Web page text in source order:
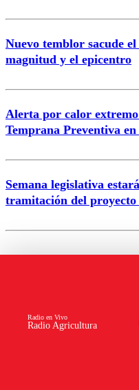
Nuevo temblor sacude
magnitud y el epicentro
Alerta por calor
Temprana Preventiva
Semana legislativa
tramitación del proyecto
Radio Agricultura
Radio en Vivo